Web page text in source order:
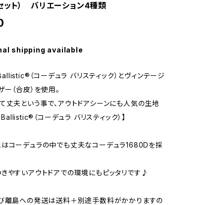
ット） バリエーション4種類
shipping available
（コーデュラ バリスティック）とヴィンテージ
（合皮）を使用。
丈夫という事で、アウトドアシーンにも人気の生地
（コーデュラ バリスティック）】
コーデュラの中でも丈夫なコーデュラ1680Dを採
やすいアウトドアでの環境にもピッタリです♪
島への発送は送料＋別途手数料がかかりますの